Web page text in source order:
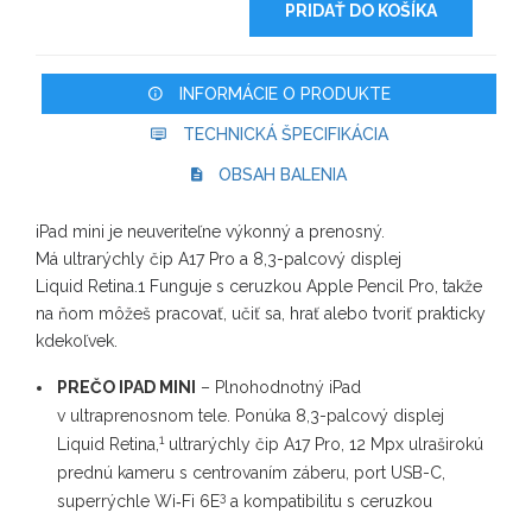
PRIDAŤ DO KOŠÍKA
INFORMÁCIE O PRODUKTE
TECHNICKÁ ŠPECIFIKÁCIA
OBSAH BALENIA
iPad mini je neuveriteľne výkonný a prenosný.
Má ultrarýchly čip A17 Pro a 8,3-palcový displej
Liquid Retina.1 Funguje s ceruzkou Apple Pencil Pro, takže
na ňom môžeš pracovať, učiť sa, hrať alebo tvoriť prakticky
kdekoľvek.
PREČO IPAD MINI
– Plnohodnotný iPad
v ultraprenosnom tele. Ponúka 8,3-palcový displej
Liquid Retina, 1ultrarýchly čip A17 Pro, 12 Mpx ulraširokú
prednú kameru s centrovaním záberu, port USB-C,
superrýchle Wi‑Fi 6E3 a kompatibilitu s ceruzkou